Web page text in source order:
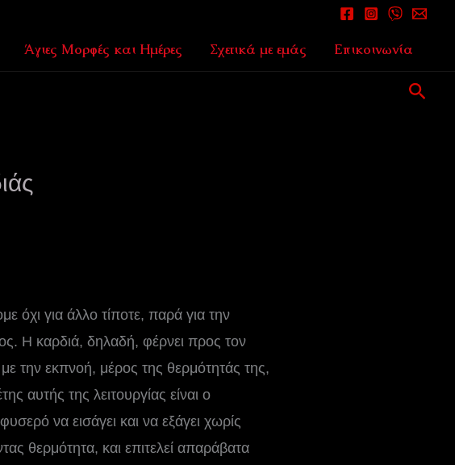
Άγιες Μορφές και Ημέρες Σχετικά με εμάς Επικοινωνία
όχι για άλλο τίποτε, παρά για την
Η καρδιά, δηλαδή, φέρνει προς τον
την εκπνοή, μέρος της θερμότητάς της,
αυτής της λειτουργίας είναι ο
να εισάγει και να εξάγει χωρίς
θερμότητα, και επιτελεί απαράβατα